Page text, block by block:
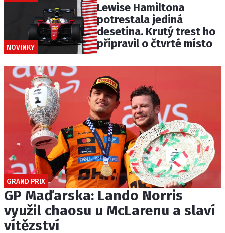
NOVINKY
Lewise Hamiltona
potrestala jediná
desetina. Krutý trest ho
připravil o čtvrté místo
GRAND PRIX
GP Maďarska: Lando Norris
využil chaosu u McLarenu a slaví
vítězství